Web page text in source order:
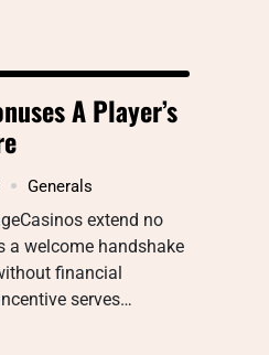
A Player’s
Generals
extend no
a welcome handshake
financial
serves…